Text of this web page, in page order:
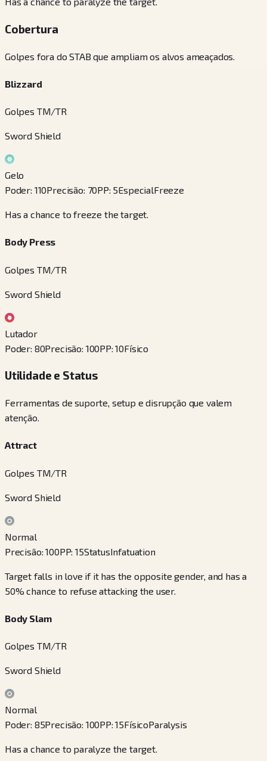
Cobertura
Golpes fora do STAB que ampliam os alvos ameaçados.
Blizzard
Golpes TM/TR
Sword Shield
Gelo
Poder: 110Precisão: 70PP: 5EspecialFreeze
Has a chance to freeze the target.
Body Press
Golpes TM/TR
Sword Shield
Lutador
Poder: 80Precisão: 100PP:10Físico
Utilidade e Status
Ferramentas de suporte, setup e disrupção que valem
atenção.
Attract
Golpes TM/TR
Sword Shield
Normal
Precisão:100PP:15StatusInfatuation
Target falls in love if it has the opposite gender, and has a
50% chance to refuse attacking the user.
Body Slam
Golpes TM/TR
Sword Shield
Normal
Poder: 85Precisão: 100PP:15FísicoParalysis
Has a chance to paralyze the target.